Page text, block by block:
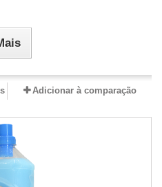
Adicionar à comparação